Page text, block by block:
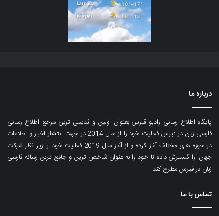
درباره ما
پایگاه اطلاع رسانی رادیو قبرس بعنوان اولین و قدیمی ترین مرجع اطلاع رسانی
فارسی زبان در قبرس فعالیت خود را از سال 2014 در جهت انتشار اخبار و اطلاعات
در حوزه های مختلف آغاز کرده و از آغاز سال 2019 فعالیت خود را زیر نظر شرکت
جهان آرا گسترش داده تا خود را به عنوان شاخص ترین و جامع ترین رسانه فارسی
زبان در قبرس مطرح کند.
تماس با ما